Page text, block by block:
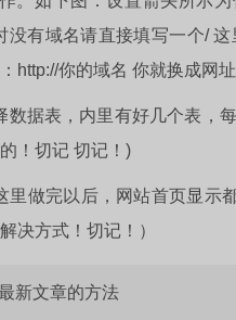
没有域名请直接填写一个/
http://你的域名 你就换成网址
据表，内里有好几个表，
！切记 切记！)
做完以后，网站首页显示
决方式！切记！）
新文章的方法